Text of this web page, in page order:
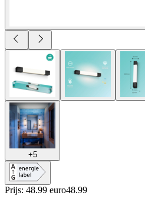
+5
Prijs: 48.99 euro48.99